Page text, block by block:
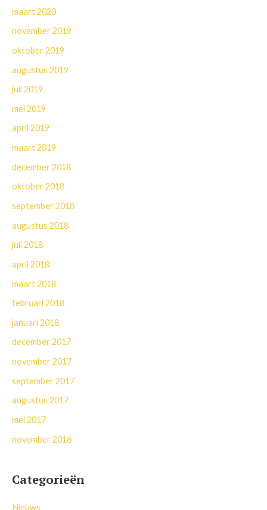
maart 2020
november 2019
oktober 2019
augustus 2019
juli 2019
mei 2019
april 2019
maart 2019
december 2018
oktober 2018
september 2018
augustus 2018
juli 2018
april 2018
maart 2018
februari 2018
januari 2018
december 2017
november 2017
september 2017
augustus 2017
mei 2017
november 2016
Categorieën
Nieuws